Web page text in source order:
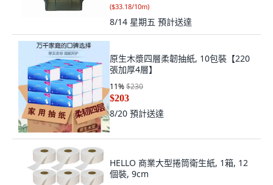
($33.18/10m)
8/14 星期五 預計送達
原生木漿四層柔韌抽紙, 10包裝【220
張加厚4層】
11%$230
$203
8/20 預計送達
HELLO 商業大型捲筒衛生紙, 1箱, 12
個裝, 9cm